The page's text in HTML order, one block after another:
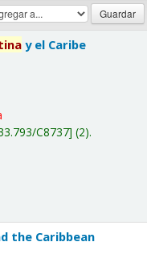
y el Caribe
C8737 (2).
the Caribbean